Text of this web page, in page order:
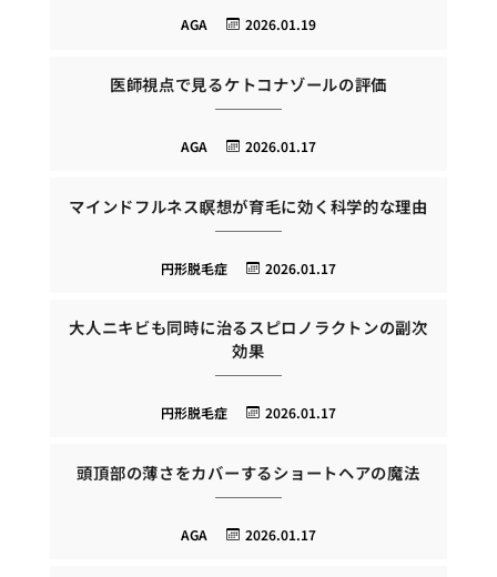
2026.01.19
AGA
医師視点で見るケトコナゾールの評価
2026.01.17
AGA
マインドフルネス瞑想が育毛に効く科学的な理由
2026.01.17
円形脱毛症
大人ニキビも同時に治るスピロノラクトンの副次
効果
2026.01.17
円形脱毛症
頭頂部の薄さをカバーするショートヘアの魔法
2026.01.17
AGA